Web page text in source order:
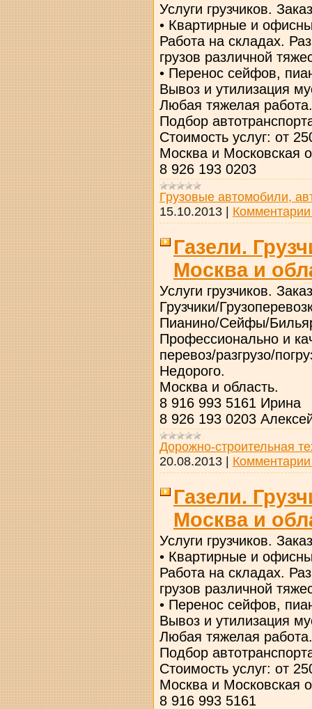
Услуги грузчиков.
• Квартирные и
Работа на складах.
грузов различной
• Перенос сейфов,
Вывоз и утилизация
Любая тяжелая работа.
Подбор
Стоимость услуг: от
Москва и Московская
8 926 193 0203
Грузовые автомобили,
15.10.2013 |
Газели.
Москва и
Услуги грузчиков.
Грузчики/
Пианино/Сейфы/
Профессионально и
перевоз/разгрузо/
Недорого.
Москва и область.
8 916 993 5161 Ирина
8 926 193 0203
Дорожно-строительная
20.08.2013 |
Газели.
Москва и
Услуги грузчиков.
• Квартирные и
Работа на складах.
грузов различной
• Перенос сейфов,
Вывоз и утилизация
Любая тяжелая работа.
Подбор
Стоимость услуг: от
Москва и Московская
8 916 993 5161